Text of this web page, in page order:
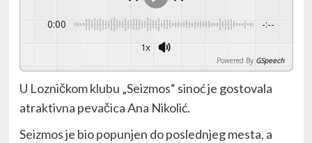
0:00 -:--
1x
Powered By GSpeech
U Lozničkom klubu „Seizmos“ sinoć je gostovala
atraktivna pevačica Ana Nikolić.
Seizmos je bio popunjen do poslednjeg mesta, a